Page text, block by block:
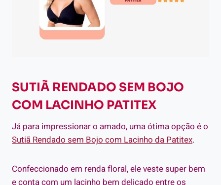
SUTIÃ RENDADO SEM BOJO
COM LACINHO PATITEX
Já para impressionar o amado, uma ótima opção é o
Sutiã Rendado sem Bojo com Lacinho da Patitex.
Confeccionado em renda floral, ele veste super bem
e conta com um lacinho bem delicado entre os